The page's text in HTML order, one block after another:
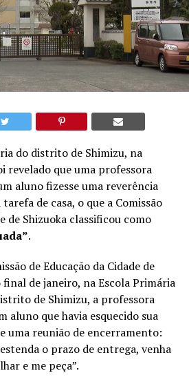
do distrito de Shimizu, na
revelado que uma professora
aluno fizesse uma reverência
de casa, o que a Comissão
de Shizuoka classificou como
.
de Educação da Cidade de
de janeiro, na Escola Primária
de Shimizu, a professora
aluno que havia esquecido sua
uma reunião de encerramento:
o prazo de entrega, venha
e me peça”.